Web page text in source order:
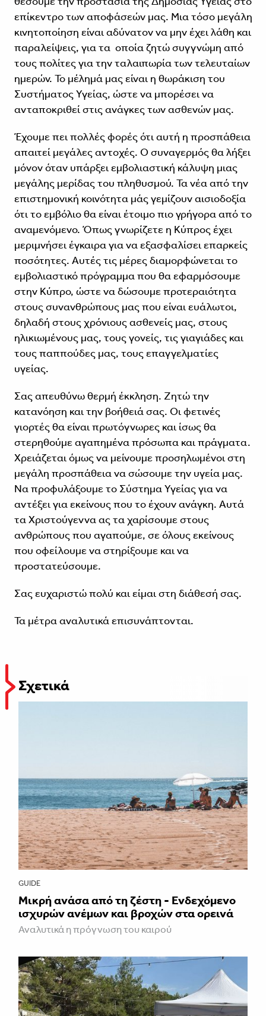
επίκεντρο των αποφάσεών μας. Μια τόσο μεγάλη
κινητοποίηση είναι αδύνατον να μην έχει λάθη και
παραλείψεις, για τα οποία ζητώ συγγνώμη από
τους πολίτες για την ταλαιπωρία των τελευταίων
ημερών. Το μέλημά μας είναι η θωράκιση του
Συστήματος Υγείας, ώστε να μπορέσει να
ανταποκριθεί στις ανάγκες των ασθενών μας.
Έχουμε πει πολλές φορές ότι αυτή η προσπάθεια
απαιτεί μεγάλες αντοχές. Ο συναγερμός θα λήξει
μόνον όταν υπάρξει εμβολιαστική κάλυψη μιας
μεγάλης μερίδας του πληθυσμού. Τα νέα από την
επιστημονική κοινότητα μάς γεμίζουν αισιοδοξία
ότι το εμβόλιο θα είναι έτοιμο πιο γρήγορα από το
αναμενόμενο. Όπως γνωρίζετε η Κύπρος έχει
μεριμνήσει έγκαιρα για να εξασφαλίσει επαρκείς
ποσότητες. Αυτές τις μέρες διαμορφώνεται το
εμβολιαστικό πρόγραμμα που θα εφαρμόσουμε
στην Κύπρο, ώστε να δώσουμε προτεραιότητα
στους συνανθρώπους μας που είναι ευάλωτοι,
δηλαδή στους χρόνιους ασθενείς μας, στους
ηλικιωμένους μας, τους γονείς, τις γιαγιάδες και
τους παππούδες μας, τους επαγγελματίες
υγείας.
Σας απευθύνω θερμή έκκληση. Ζητώ την
κατανόηση και την βοήθειά σας. Οι φετινές
γιορτές θα είναι πρωτόγνωρες και ίσως θα
στερηθούμε αγαπημένα πρόσωπα και πράγματα.
Χρειάζεται όμως να μείνουμε προσηλωμένοι στη
μεγάλη προσπάθεια να σώσουμε την υγεία μας.
Να προφυλάξουμε το Σύστημα Υγείας για να
αντέξει για εκείνους που το έχουν ανάγκη. Αυτά
τα Χριστούγεννα ας τα χαρίσουμε στους
ανθρώπους που αγαπούμε, σε όλους εκείνους
που οφείλουμε να στηρίξουμε και να
προστατεύσουμε.
Σας ευχαριστώ πολύ και είμαι στη διάθεσή σας.
Τα μέτρα αναλυτικά επισυνάπτονται.
Σχετικά
GUIDE
Μικρή ανάσα από τη ζέστη - Ενδεχόμενο
ισχυρών ανέμων και βροχών στα ορεινά
Αναλυτικά η πρόγνωση του καιρού